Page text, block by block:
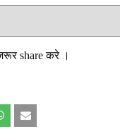
share करे ।